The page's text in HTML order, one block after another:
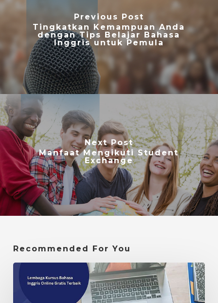
Previous Post
Tingkatkan Kemampuan Anda
dengan Tips Belajar Bahasa
Inggris untuk Pemula
Next Post
Manfaat Mengikuti Student
Exchange
Recommended For You
Lembaga
Kursus
Bahasa